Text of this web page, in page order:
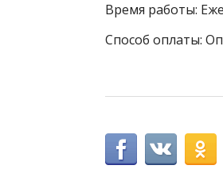
Время работы:
Способ оплаты: